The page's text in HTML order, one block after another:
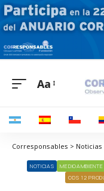
Aa
NOTICIAS MEDIOAMBIENTE
ODS 12